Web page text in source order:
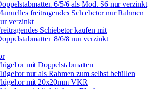
6/5/6 als Mod. S6 nur verzinkt
freitragendes Schiebetor nur Rahmen
verzinkt
Schiebetor kaufen mit
8/6/8 nur verzinkt
mit Doppelstabmatten
nur als Rahmen zum selbst befüllen
mit 20x20mm VKR